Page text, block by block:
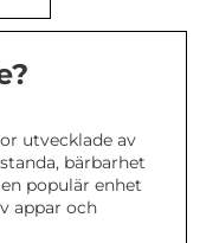
utvecklade av
bärbarhet
populär enhet
appar och